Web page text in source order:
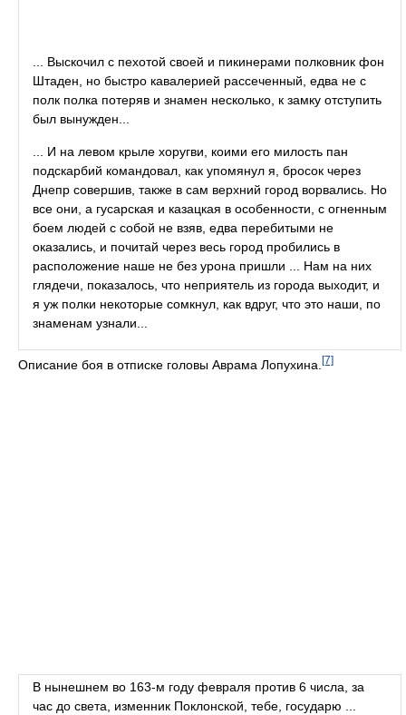
... Выскочил с пехотой своей и пикинерами полковник фон
Штаден, но быстро кавалерией рассеченный, едва не с
полк полка потеряв и знамен несколько, к замку отступить
был вынужден...
... И на левом крыле хоругви, коими его милость пан
подскарбий командовал, как упомянул я, бросок через
Днепр совершив, также в сам верхний город ворвались. Но
все они, а гусарская и казацкая в особенности, с огненным
боем людей с собой не взяв, едва перебитыми не
оказались, и почитай через весь город пробились в
расположение наше не без урона пришли ... Нам на них
глядечи, показалось, что неприятель из города выходит, и
я уж полки некоторые сомкнул, как вдруг, что это наши, по
знаменам узнали...
Описание боя в отписке головы Аврама Лопухина. [7]
В нынешнем во 163-м году февраля против 6 числа, за
час до света, изменник Поклонской, тебе, государю ...